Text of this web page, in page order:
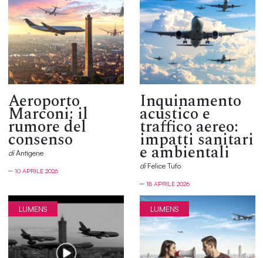
Aeroporto
Marconi: il
rumore del
consenso
diAntìgene
─ 10 APRILE 2026
Inquinamento
acustico e
traffico aereo:
impatti sanitari
e ambientali
diFelice Tufo
─ 18 APRILE 2026
LUMENS LUMENS